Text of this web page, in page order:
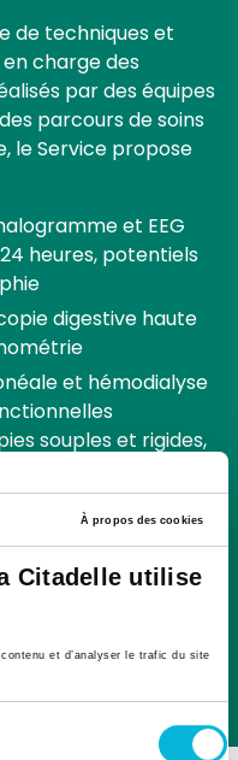
À propos des cookies
Citadelle utilise
et d’analyser le trafic du site
de techniques et
charge des
par des équipes
parcours de soins
le Service propose
et EEG
heures, potentiels
digestive haute
et hémodialyse
souples et rigides,
allergologie et
et holter,
échographie,
et tests d'effort
positive,